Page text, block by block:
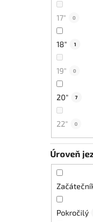
17" 0
18" 1
19" 0
20" 7
22" 0
Úroveň
Pokročilý